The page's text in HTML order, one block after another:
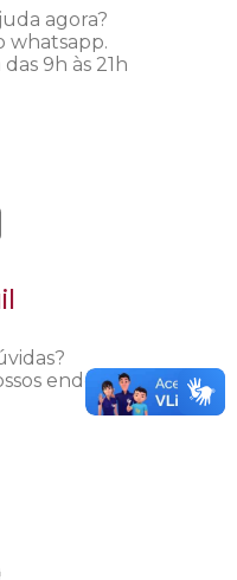
agora?
whatsapp.
9h às 21h
endereços de e-